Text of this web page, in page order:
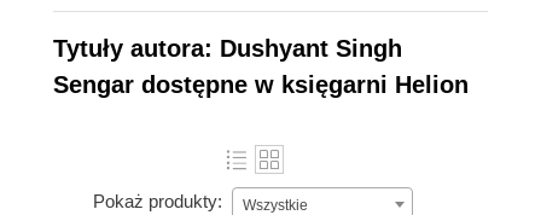
Tytuły autora: Dushyant Singh
Sengar dostępne w księgarni Helion
Pokaż produkty: Wszystkie